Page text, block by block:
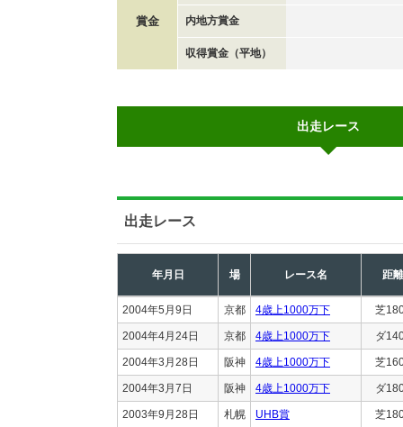
賞金 内地方賞金
収得賞金（平地）
出走レース
出走レース
年月日 場 レース名 距離
2004年5月9日 京都 4歳上1000万下 芝
2004年4月24日 京都 4歳上1000万下 ダ
2004年3月28日 阪神 4歳上1000万下 芝
2004年3月7日 阪神 4歳上1000万下 ダ
2003年9月28日 札幌 UHB賞 芝